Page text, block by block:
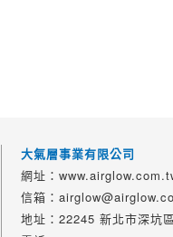
大氣層事業有限公司
網址：
信箱：
地址：22245 新北市深坑